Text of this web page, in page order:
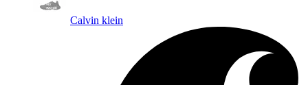
Calvin klein